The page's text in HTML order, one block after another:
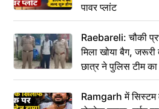
पावर प्लांट
Raebareli: चौकी
मिला खोया बैग, जरूरी
छात्र ने पुलिस टीम
Ramgarh में